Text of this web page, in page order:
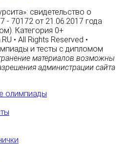
свидетельство о
70172 от 21.06.2017 года
Категория 0+
• All Rights Reserved •
и тесты с дипломом
материалов возможны
администрации сайта
олимпиады